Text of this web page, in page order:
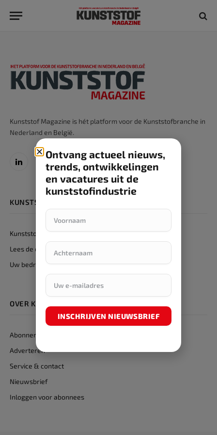
Kunststof Magazine is hét platform voor de Kunststofbranche in
Nederland en België.
LinkedIn
KUNSTSTOFGIDS
Kunststofgids
Lees de digitale Kunststofgids
Uw bedrijf in de Kunststofgids?
OVER KUNSTSTOF MAGAZINE
Abonneren
Adverteren
Service & contact
Nieuwsbrief
Inloggen voor abonnees
Ontvang actueel nieuws,
trends, ontwikkelingen
en vacatures uit de
kunststofindustrie
INSCHRIJVEN NIEUWSBRIEF